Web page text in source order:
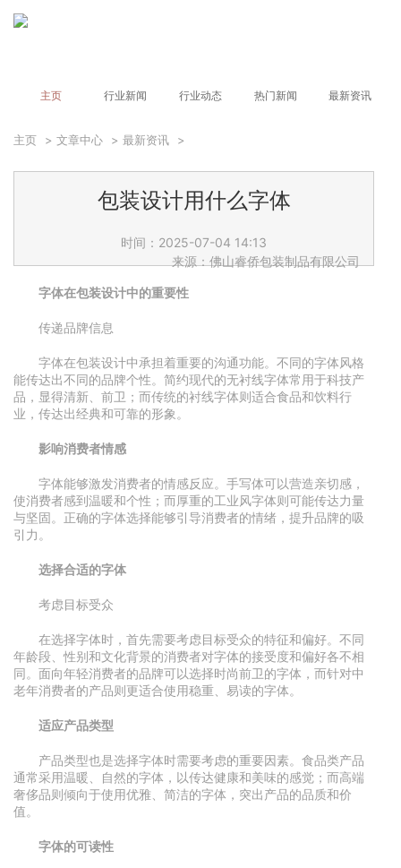
主页 行业新闻 行业动态 热门新闻 最新资讯
主页 > 文章中心 > 最新资讯 >
包装设计用什么字体
时间：2025-07-04 14:13
来源：佛山睿侨包装制品有限公司
字体在包装设计中的重要性
传递品牌信息
字体在包装设计中承担着重要的沟通功能。不同的字体风格
能传达出不同的品牌个性。简约现代的无衬线字体常用于科技产
品，显得清新、前卫；而传统的衬线字体则适合食品和饮料行
业，传达出经典和可靠的形象。
影响消费者情感
字体能够激发消费者的情感反应。手写体可以营造亲切感，
使消费者感到温暖和个性；而厚重的工业风字体则可能传达力量
与坚固。正确的字体选择能够引导消费者的情绪，提升品牌的吸
引力。
选择合适的字体
考虑目标受众
在选择字体时，首先需要考虑目标受众的特征和偏好。不同
年龄段、性别和文化背景的消费者对字体的接受度和偏好各不相
同。面向年轻消费者的品牌可以选择时尚前卫的字体，而针对中
老年消费者的产品则更适合使用稳重、易读的字体。
适应产品类型
产品类型也是选择字体时需要考虑的重要因素。食品类产品
通常采用温暖、自然的字体，以传达健康和美味的感觉；而高端
奢侈品则倾向于使用优雅、简洁的字体，突出产品的品质和价
值。
字体的可读性